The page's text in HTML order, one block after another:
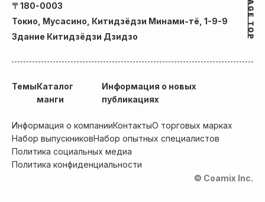
〒180-0003
Токио, Мусасино, Китидзёдзи Минами-тё, 1-9-9
Здание Китидзёдзи Дзидзо
ТемыКаталог
манги
Информация о новых
публикациях
Информация о компанииКонтактыО торговых марках
Набор выпускниковНабор опытных специалистов
Политика социальных медиа
Политика конфиденциальности
© Coamix Inc.